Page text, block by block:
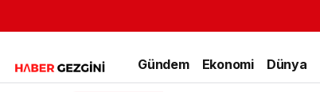
Gündem Ekonomi Dünya